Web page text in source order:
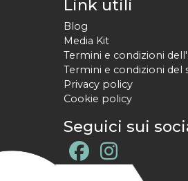
Link utili
Blog
Media Kit
Termini e condizioni
Termini e condizioni del
Privacy policy
Cookie policy
Seguici sui